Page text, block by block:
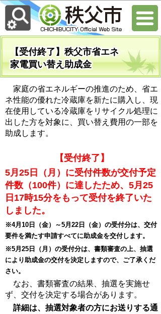
【受付終了】秩父市省エネ
家電買い替え助成金
家庭の省エネルギーの推進のため、省エ
ネ性能の優れた冷蔵庫を新たに購入し、現
在使用している冷蔵庫をリサイクル処理に
出した方を対象に、買い替え費用の一部を
助成します。
【受付終了】
5月25日（月）に受付件数が交付予定
件数（100件）に達したため、5月25
日17時15分をもって受付を終了いた
しました。
※4月10日（金）～5月22日（金）の受付分は、交付
要件を満たす申請すべてに助成金を交付します。
※5月25日（月）の受付分は、書類審査の上、抽選
により助成金の交付を決定しますので、ご了承くだ
さい。
なお、書類審査の結果、抽選を実施せ
ず、交付を決定する場合があります。
詳細は、抽選対象者の方にお送りする通